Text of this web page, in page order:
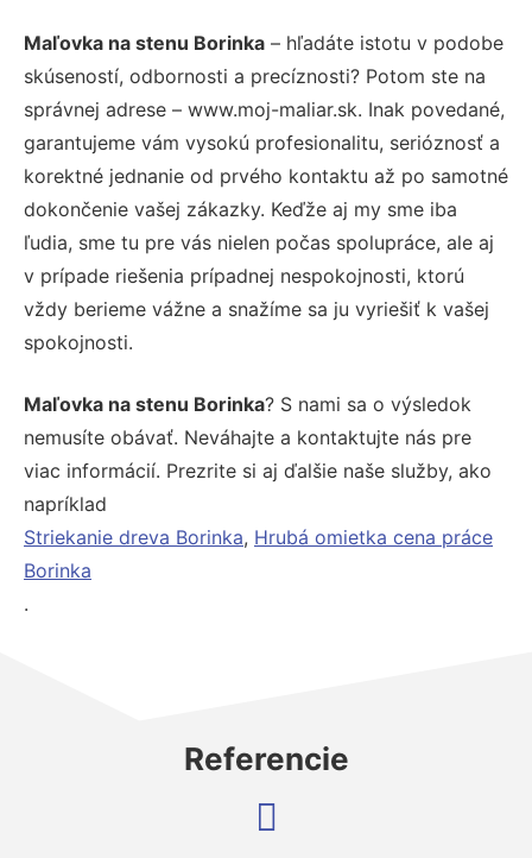
Maľovka na stenu Borinka – hľadáte istotu v podobe
skúseností, odbornosti a precíznosti? Potom ste na
správnej adrese – www.moj-maliar.sk. Inak povedané,
garantujeme vám vysokú profesionalitu, serióznosť a
korektné jednanie od prvého kontaktu až po samotné
dokončenie vašej zákazky. Keďže aj my sme iba
ľudia, sme tu pre vás nielen počas spolupráce, ale aj
v prípade riešenia prípadnej nespokojnosti, ktorú
vždy berieme vážne a snažíme sa ju vyriešiť k vašej
spokojnosti.
Maľovka na stenu Borinka? S nami sa o výsledok
nemusíte obávať. Neváhajte a kontaktujte nás pre
viac informácií. Prezrite si aj ďalšie naše služby, ako
napríklad
Striekanie dreva Borinka, Hrubá omietka cena práce
Borinka
.
Referencie